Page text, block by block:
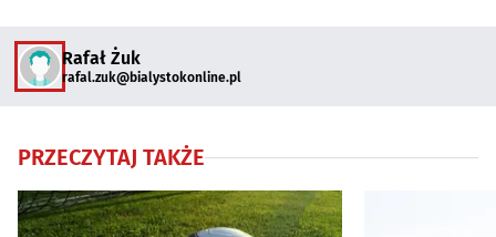
Rafał Żuk
rafal.zuk@bialystokonline.pl
PRZECZYTAJ TAKŻE